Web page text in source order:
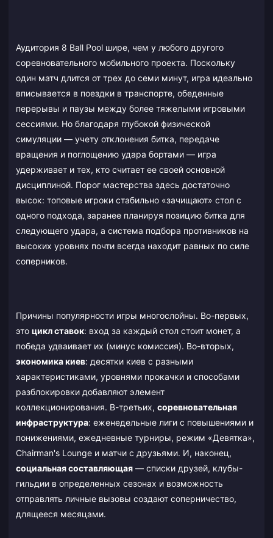
Аудитория 8 Ball Pool шире, чем у любого другого
соревновательного мобильного проекта. Поскольку
один матч длится от трех до семи минут, игра идеально
вписывается в поездки в транспорте, обеденные
перерывы и паузы между более тяжелыми игровыми
сессиями. Но благодаря глубокой физической
симуляции — учету отклонения битка, передаче
вращения и поглощению удара бортами — игра
удерживает и тех, кто считает ее своей основной
дисциплиной. Порог мастерства здесь достаточно
высок: топовые игроки стабильно «зачищают» стол с
одного подхода, заранее планируя позицию битка для
следующего удара, а система подбора противников на
высоких уровнях почти всегда находит равных по силе
соперников.
Причины популярности игры многослойны. Во-первых,
это цикл ставок: вход за каждый стол стоит монет, а
победа удваивает их (минус комиссия). Во-вторых,
экономика киев: десятки киев с разными
характеристиками, уровнями прокачки и способами
разблокировки добавляют элемент
коллекционирования. В-третьих, соревновательная
инфраструктура: еженедельные лиги с повышениями и
понижениями, ежедневные турниры, режим «Девятка»,
Chairman's Lounge и матчи с друзьями. И, наконец,
социальная составляющая — списки друзей, клубы-
гильдии в определенных сезонах и возможность
отправлять личные вызовы создают соперничество,
длящееся месяцами.